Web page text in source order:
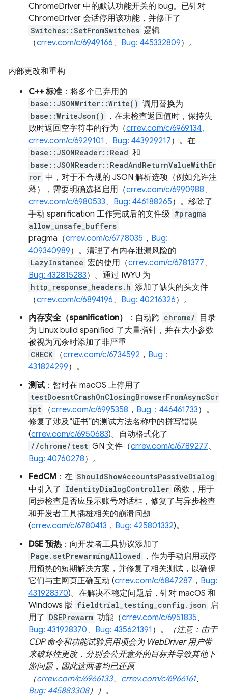
ChromeDriver 中的默认功能开关的 bug。已针对
ChromeDriver 会话停用该功能，并修正了
Switches::SetFromSwitches 逻辑
（crrev.com/c/6949166、 Bug: 445332809）。
内部更改和重构
C++ 标准 ：将多个已弃用的
base::JSONWriter::Write() 调用替换为
base::WriteJson()
，在未检查返回值时，保持失
败时返回空字符串的行为（crrev.com/c/6969134、
crrev.com/c/6929101 、 Bug: 443929217）。在
base::JSONReader::Read 和
base::JSONReader::ReadAndReturnValueWithEr
ror 中，对于不合规的 JSON 解析选项（例如允许注
释），需要明确选择启用（crrev.com/c/6990988、
crrev.com/c/6980533、 Bug: 446188265）。移除了
手动 spanification 工作完成后的文件级 #pragma
allow_unsafe_buffers
pragma（crrev.com/c/6778035 ， Bug:
409340989）。清理了有内存泄漏风险的
LazyInstance 宏的使用（crrev.com/c/6781377、
Bug: 432815283）。通过 IWYU 为
http_response_headers.h 添加了缺失的头文件
（crrev.com/c/6894196、 Bug: 40216326）。
内存安全（spanification）
：自动跨 chrome/
目录
为 Linux build spanified 了大量指针，并在大小参数
被视为冗余时添加了非严重
CHECK （crrev.com/c/6734592 ， Bug：
431824299）。
测试 ：暂时在 macOS 上停用了
testDoesntCrashOnClosingBrowserFromAsyncScr
ipt
（crrev.com/c/6995358 ， Bug：446461733）。
修复了涉及“证书”的测试方法名称中的拼写错误
(crrev.com/c/6950683)。自动格式化了
//chrome/test GN 文件（crrev.com/c/6789277、
Bug: 40760278）。
FedCM ：在 ShouldShowAccountsPassiveDialog
中引入了 IdentityDialogController 函数，用于
同步检查是否应显示账号对话框，修复了与异步检查
和开发者工具插桩相关的崩溃问题
(crrev.com/c/6780413 ， Bug: 425801332)。
DSE 预热 ：向开发者工具协议添加了
Page.setPrewarmingAllowed
，作为手动启用或停
用预热的短期解决方案，并修复了相关测试，以确保
它们与主网页正确互动 (crrev.com/c/6847287 ， Bug:
431928370)。在解决不稳定问题后，针对 macOS 和
Windows 版 fieldtrial_testing_config.json 启
用了 DSEPrewarm 功能（crrev.com/c/6951835、
Bug: 431928370、 Bug: 435621391 ）。
（注意：由于
CDP 命令和功能试验启用项会为 WebDriver 用户带
来破坏性更改，分别会公开意外的目标并导致其他下
游问题，因此这两者均已还原
（crrev.com/c/6966133、 crrev.com/c/6966161、
Bug: 445883308））。